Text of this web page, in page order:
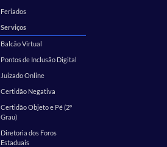
Feriados
Serviços
Balcão Virtual
Pontos de Inclusão Digital
Juizado Online
Certidão Negativa
Certidão Objeto e Pé (2º
Grau)
Diretoria dos Foros
Estaduais